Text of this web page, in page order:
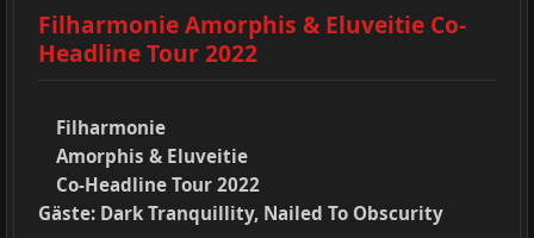
Filharmonie Amorphis & Eluveitie Co-
Headline Tour 2022
Filharmonie
Amorphis & Eluveitie
Co-Headline Tour 2022
Gäste: Dark Tranquillity, Nailed To Obscurity